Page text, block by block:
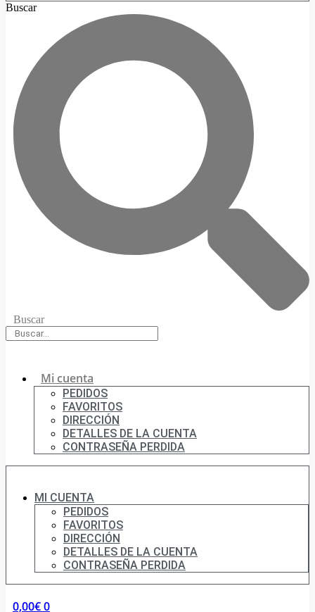
Buscar
Buscar
Mi cuenta
PEDIDOS
FAVORITOS
DIRECCIÓN
DETALLES DE LA CUENTA
CONTRASEÑA PERDIDA
MI CUENTA
PEDIDOS
FAVORITOS
DIRECCIÓN
DETALLES DE LA CUENTA
CONTRASEÑA PERDIDA
0,00€0